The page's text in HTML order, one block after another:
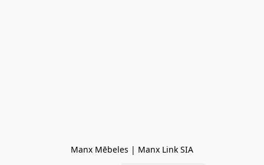
Manx Mēbeles | Manx Link SIA